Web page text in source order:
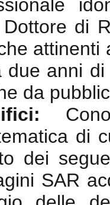
di
attinenti
anni
da
di
dei
SAR